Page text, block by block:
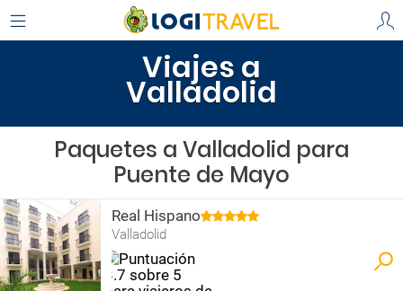
Viajes a
Valladolid
Paquetes a Valladolid para
Puente de Mayo
Real Hispano
Valladolid